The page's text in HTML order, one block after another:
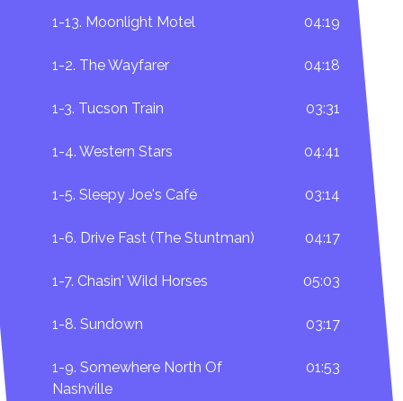
1-13. Moonlight Motel 04:19
1-2. The Wayfarer 04:18
1-3. Tucson Train 03:31
1-4. Western Stars 04:41
1-5. Sleepy Joe's Café 03:14
1-6. Drive Fast (The Stuntman) 04:17
1-7. Chasin' Wild Horses 05:03
1-8. Sundown 03:17
1-9. Somewhere North Of
Nashville
01:53